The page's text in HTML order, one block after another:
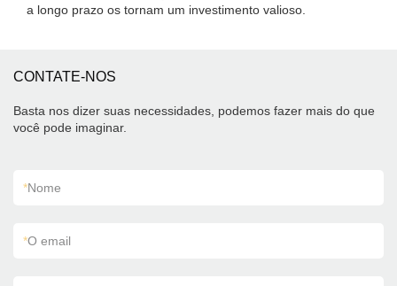
a longo prazo os tornam um investimento valioso.
CONTATE-NOS
Basta nos dizer suas necessidades, podemos fazer mais do que
você pode imaginar.
*Nome
*O email